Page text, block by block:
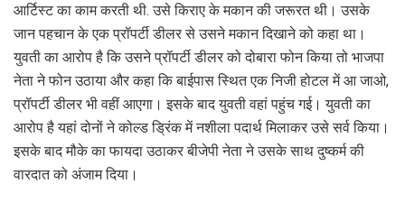
आर्टिस्ट का काम करती थी. उसे किराए के मकान की जरूरत थी। उसके
जान पहचान के एक प्रॉपर्टी डीलर से उसने मकान दिखाने को कहा था।
युवती का आरोप है कि उसने प्रॉपर्टी डीलर को दोबारा फोन किया तो भाजपा
नेता ने फोन उठाया और कहा कि बाईपास स्थित एक निजी होटल में आ जाओ,
प्रॉपर्टी डीलर भी वहीं आएगा। इसके बाद युवती वहां पहुंच गई। युवती का
आरोप है यहां दोनों ने कोल्ड ड्रिंक में नशीला पदार्थ मिलाकर उसे सर्व किया।
इसके बाद मौके का फायदा उठाकर बीजेपी नेता ने उसके साथ दुष्कर्म की
वारदात को अंजाम दिया।